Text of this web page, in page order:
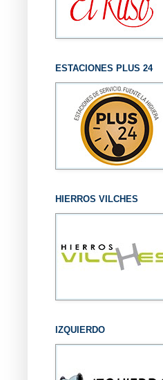
ESTACIONES PLUS 24
HIERROS VILCHES
IZQUIERDO